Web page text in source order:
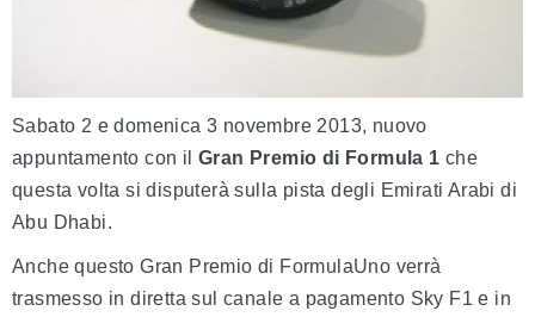
Sabato 2 e domenica 3 novembre 2013, nuovo
appuntamento con il Gran Premio di Formula 1 che
questa volta si disputerà sulla pista degli Emirati Arabi di
Abu Dhabi.
Anche questo Gran Premio di FormulaUno verrà
trasmesso in diretta sul canale a pagamento Sky F1 e in